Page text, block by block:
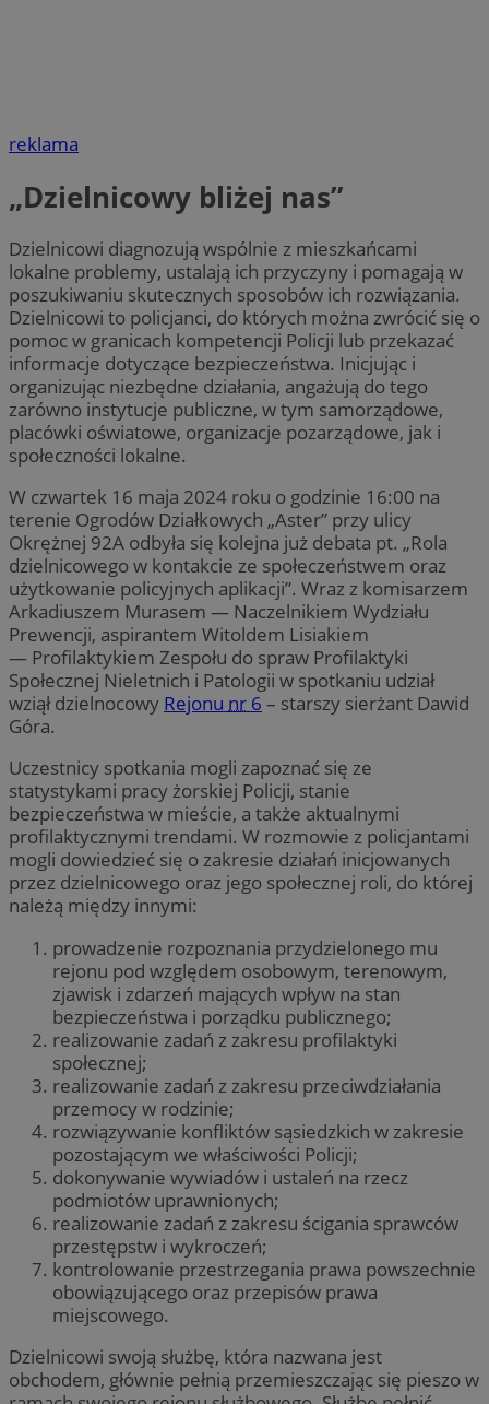
reklama
„Dzielnicowy bliżej nas”
Dzielnicowi diagnozują wspólnie z mieszkańcami
lokalne problemy, ustalają ich przyczyny i pomagają w
poszukiwaniu skutecznych sposobów ich rozwiązania.
Dzielnicowi to policjanci, do których można zwrócić się o
pomoc w granicach kompetencji Policji lub przekazać
informacje dotyczące bezpieczeństwa. Inicjując i
organizując niezbędne działania, angażują do tego
zarówno instytucje publiczne, w tym samorządowe,
placówki oświatowe, organizacje pozarządowe, jak i
społeczności lokalne.
W czwartek 16 maja 2024 roku o godzinie 16:00 na
terenie Ogrodów Działkowych „Aster” przy ulicy
Okrężnej 92A odbyła się kolejna już debata pt. „Rola
dzielnicowego w kontakcie ze społeczeństwem oraz
użytkowanie policyjnych aplikacji”. Wraz z komisarzem
Arkadiuszem Murasem — Naczelnikiem Wydziału
Prewencji, aspirantem Witoldem Lisiakiem
— Profilaktykiem Zespołu do spraw Profilaktyki
Społecznej Nieletnich i Patologii w spotkaniu udział
wziął dzielnocowy Rejonu nr 6 – starszy sierżant Dawid
Góra.
Uczestnicy spotkania mogli zapoznać się ze
statystykami pracy żorskiej Policji, stanie
bezpieczeństwa w mieście, a także aktualnymi
profilaktycznymi trendami. W rozmowie z policjantami
mogli dowiedzieć się o zakresie działań inicjowanych
przez dzielnicowego oraz jego społecznej roli, do której
należą między innymi:
prowadzenie rozpoznania przydzielonego mu
rejonu pod względem osobowym, terenowym,
zjawisk i zdarzeń mających wpływ na stan
bezpieczeństwa i porządku publicznego;
realizowanie zadań z zakresu profilaktyki
społecznej;
realizowanie zadań z zakresu przeciwdziałania
przemocy w rodzinie;
rozwiązywanie konfliktów sąsiedzkich w zakresie
pozostającym we właściwości Policji;
dokonywanie wywiadów i ustaleń na rzecz
podmiotów uprawnionych;
realizowanie zadań z zakresu ścigania sprawców
przestępstw i wykroczeń;
kontrolowanie przestrzegania prawa powszechnie
obowiązującego oraz przepisów prawa
miejscowego.
Dzielnicowi swoją służbę, która nazwana jest
obchodem, głównie pełnią przemieszczając się pieszo w